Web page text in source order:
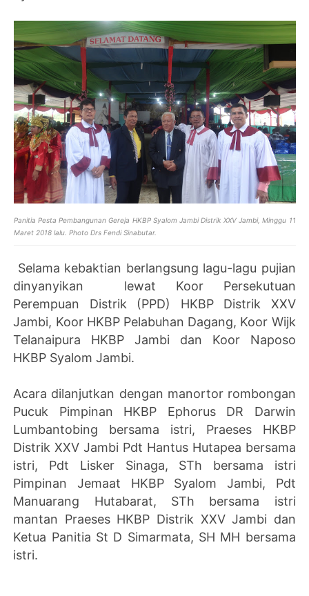
Panitia Pesta Pembangunan Gereja HKBP Syalom Jambi Distrik XXV Jambi, Minggu 11
Maret 2018 lalu. Photo Drs Fendi Sinabutar.
Selama kebaktian berlangsung lagu-lagu pujian
dinyanyikan lewat Koor Persekutuan
Perempuan Distrik (PPD) HKBP Distrik XXV
Jambi, Koor HKBP Pelabuhan Dagang, Koor Wijk
Telanaipura HKBP Jambi dan Koor Naposo
HKBP Syalom Jambi.
Acara dilanjutkan dengan manortor rombongan
Pucuk Pimpinan HKBP Ephorus DR Darwin
Lumbantobing bersama istri, Praeses HKBP
Distrik XXV Jambi Pdt Hantus Hutapea bersama
istri, Pdt Lisker Sinaga, STh bersama istri
Pimpinan Jemaat HKBP Syalom Jambi, Pdt
Manuarang Hutabarat, STh bersama istri
mantan Praeses HKBP Distrik XXV Jambi dan
Ketua Panitia St D Simarmata, SH MH bersama
istri.